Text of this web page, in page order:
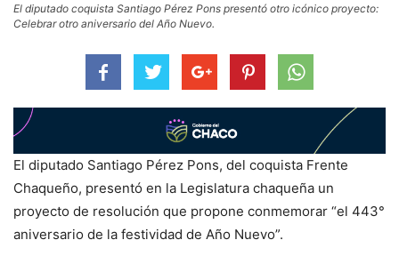
El diputado coquista Santiago Pérez Pons presentó otro icónico proyecto:
Celebrar otro aniversario del Año Nuevo.
El diputado Santiago Pérez Pons, del coquista Frente
Chaqueño, presentó en la Legislatura chaqueña un
proyecto de resolución que propone conmemorar “el 443°
aniversario de la festividad de Año Nuevo”.